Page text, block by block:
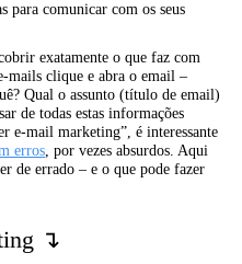
para comunicar com os seus
exatamente o que faz com
mails clique e abra o email –
Qual o assunto (título de email)
de todas estas informações
e-mail marketing”, é interessante
erros, por vezes absurdos. Aqui
de errado – e o que pode fazer
↴